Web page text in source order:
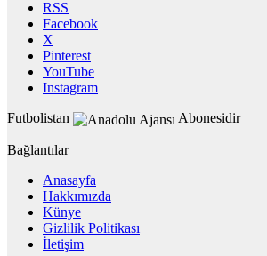
RSS
Facebook
X
Pinterest
YouTube
Instagram
Futbolistan
Abonesidir
Bağlantılar
Anasayfa
Hakkımızda
Künye
Gizlilik Politikası
İletişim